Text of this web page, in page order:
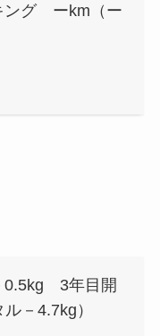
ング ーkm（ー
0.5kg 3年目開
－4.7kg）